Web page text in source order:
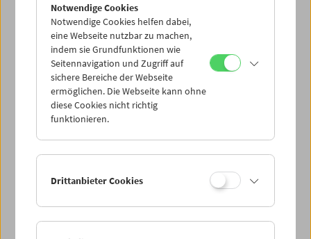
Di 28.6.
Mi 29.6.
Do 30.6.
Sa 2.7.
Notwendige Cookies
Notwendige Cookies helfen dabei,
eine Webseite nutzbar zu machen,
indem sie Grundfunktionen wie
Seitennavigation und Zugriff auf
sichere Bereiche der Webseite
ermöglichen. Die Webseite kann ohne
diese Cookies nicht richtig
funktionieren.
Drittanbieter Cookies